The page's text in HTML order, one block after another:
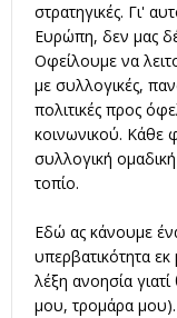
στρατηγικές. Γι'
Ευρώπη, δεν μας
Οφείλουμε να
με συλλογικές,
πολιτικές προς
κοινωνικού. Κάθε
συλλογική
τοπίο.
Εδώ ας κάνουμε
υπερβατικότητα
λέξη ανοησία
μου, τρομάρα μου).